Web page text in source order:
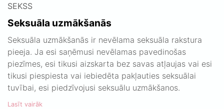
SEKSS
Seksuāla uzmākšanās
Seksuāla uzmākšanās ir nevēlama seksuāla rakstura
pieeja. Ja esi saņēmusi nevēlamas pavedinošas
piezīmes, esi tikusi aizskarta bez savas atļaujas vai esi
tikusi piespiesta vai iebiedēta pakļauties seksuālai
tuvībai, esi piedzīvojusi seksuālu uzmākšanos.
Lasīt vairāk